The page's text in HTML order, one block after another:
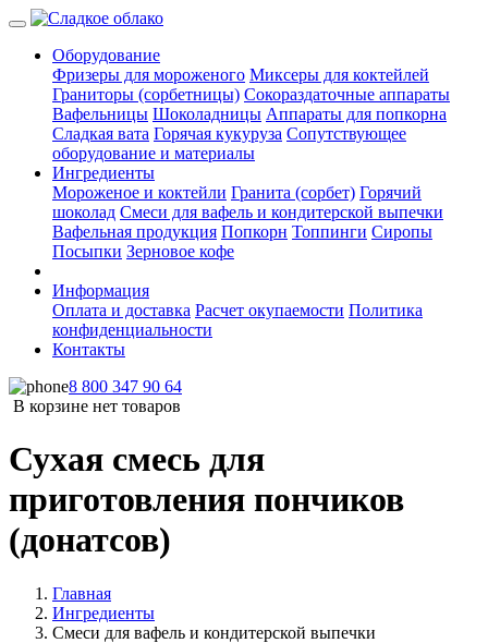
Оборудование
Фризеры для мороженого Миксеры для коктейлей
Граниторы (сорбетницы) Сокораздаточные аппараты
Вафельницы Шоколадницы Аппараты для попкорна
Сладкая вата Горячая кукуруза Сопутствующее
оборудование и материалы
Ингредиенты
Мороженое и коктейли Гранита (сорбет) Горячий
шоколад Смеси для вафель и кондитерской выпечки
Вафельная продукция Попкорн Топпинги Сиропы
Посыпки Зерновое кофе
Информация
Оплата и доставка Расчет окупаемости Политика
конфиденциальности
Контакты
8 800 347 90 64
В корзине нет товаров
Сухая смесь для
приготовления пончиков
(донатсов)
Главная
Ингредиенты
Смеси для вафель и кондитерской выпечки